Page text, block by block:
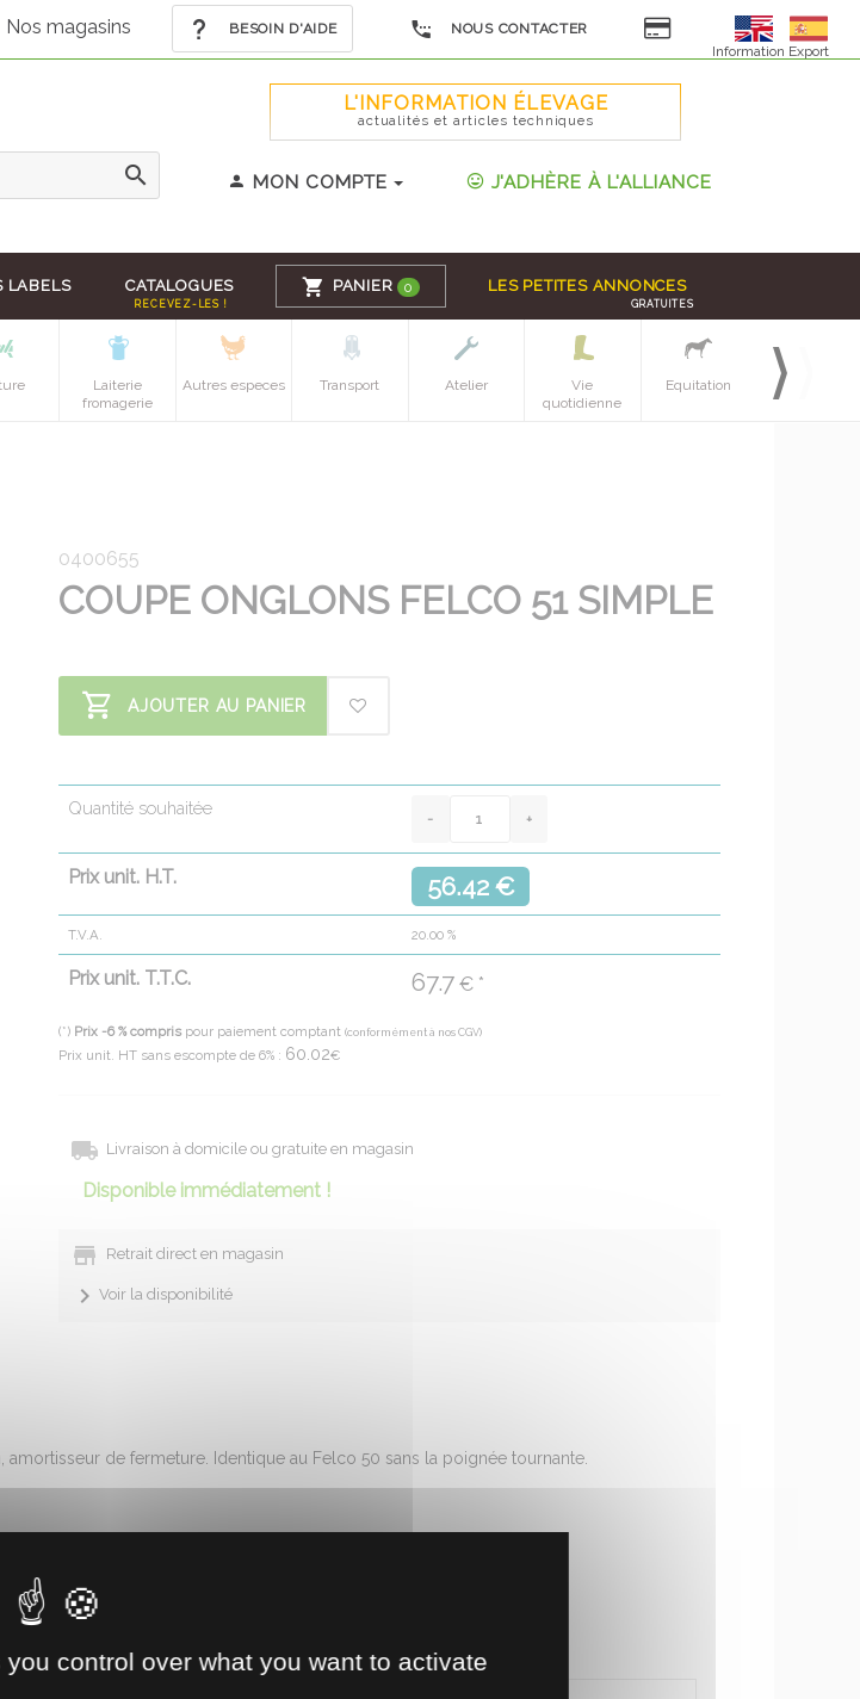
Nos magasins BESOIN D'AIDE
NOUS CONTACTER
Information Export
L'INFORMATION ÉLEVAGE
actualités et articles techniques
MON COMPTE J'ADHÈRE À L'ALLIANCE
LABELS CATALOGUES
RECEVEZ-LES !
PANIER 0 LES PETITES ANNONCES
GRATUITES
Laiterie
fromagerie
Autres especes Transport Atelier
Vie
quotidienne
Equitation Espaces verts
0400655
COUPE ONGLONS FELCO 51 SIMPLE
AJOUTER AU PANIER
Quantité souhaitée
Prix unit. H.T. 56.42 €
T.V.A. 20.00 %
Prix unit. T.T.C. 67.7 € *
(*) Prix -6 % compris pour paiement comptant (conformément à nos CGV)
Prix unit. HT sans escompte de 6% : 60.02€
Livraison à domicile ou gratuite en magasin
Disponible immédiatement !
Retrait direct en magasin
Voir la disponibilité
de fermeture. Identique au Felco 50 sans la poignée tournante.
control over what you want to activate